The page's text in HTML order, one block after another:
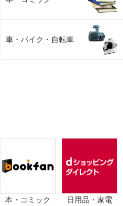
車・バイク・自転車
本・コミック 日用品・家電